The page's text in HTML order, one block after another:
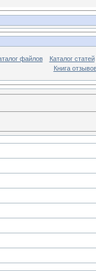
файлов
Каталог статей
Книга